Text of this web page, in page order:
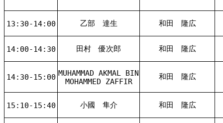
13:30-14:00 乙部 達生 和田 隆広
14:00-14:30 田村 優次郎 和田 隆広
14:30-15:00 MUHAMMAD AKMAL BIN
MOHAMMED ZAFFIR
和田 隆広
15:10-15:40 小國 隼介 和田 隆広